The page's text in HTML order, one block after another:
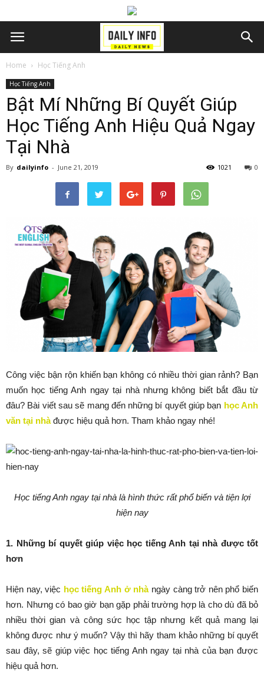
Home Học Tiếng Anh
Học Tiếng Anh
Bật Mí Những Bí Quyết Giúp
Học Tiếng Anh Hiệu Quả Ngay
Tại Nhà
By dailyinfo - June 21, 2019 0
1021
Công việc bận rộn khiến bạn không có nhiều thời gian rảnh? Bạn
muốn học tiếng Anh ngay tại nhà nhưng không biết bắt đầu từ
đâu? Bài viết sau sẽ mang đến những bí quyết giúp bạn học Anh
văn tại nhàđược hiệu quả hơn. Tham khảo ngay nhé!
Học tiếng Anh ngay tại nhà là hình thức rất phổ biến và tiện lợi
hiện nay
1. Những bí quyết giúp việc học tiếng Anh tại nhà được tốt
hơn
Hiện nay, việc học tiếng Anh ở nhàngày càng trở nên phổ biến
hơn. Nhưng có bao giờ bạn gặp phải trường hợp là cho dù đã bỏ
nhiều thời gian và công sức học tập nhưng kết quả mang lại
không được như ý muốn? Vậy thì hãy tham khảo những bí quyết
sau đây, sẽ giúp việc học tiếng Anh ngay tại nhà của bạn được
hiệu quả hơn.